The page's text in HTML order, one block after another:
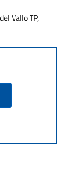
Vallo TP,